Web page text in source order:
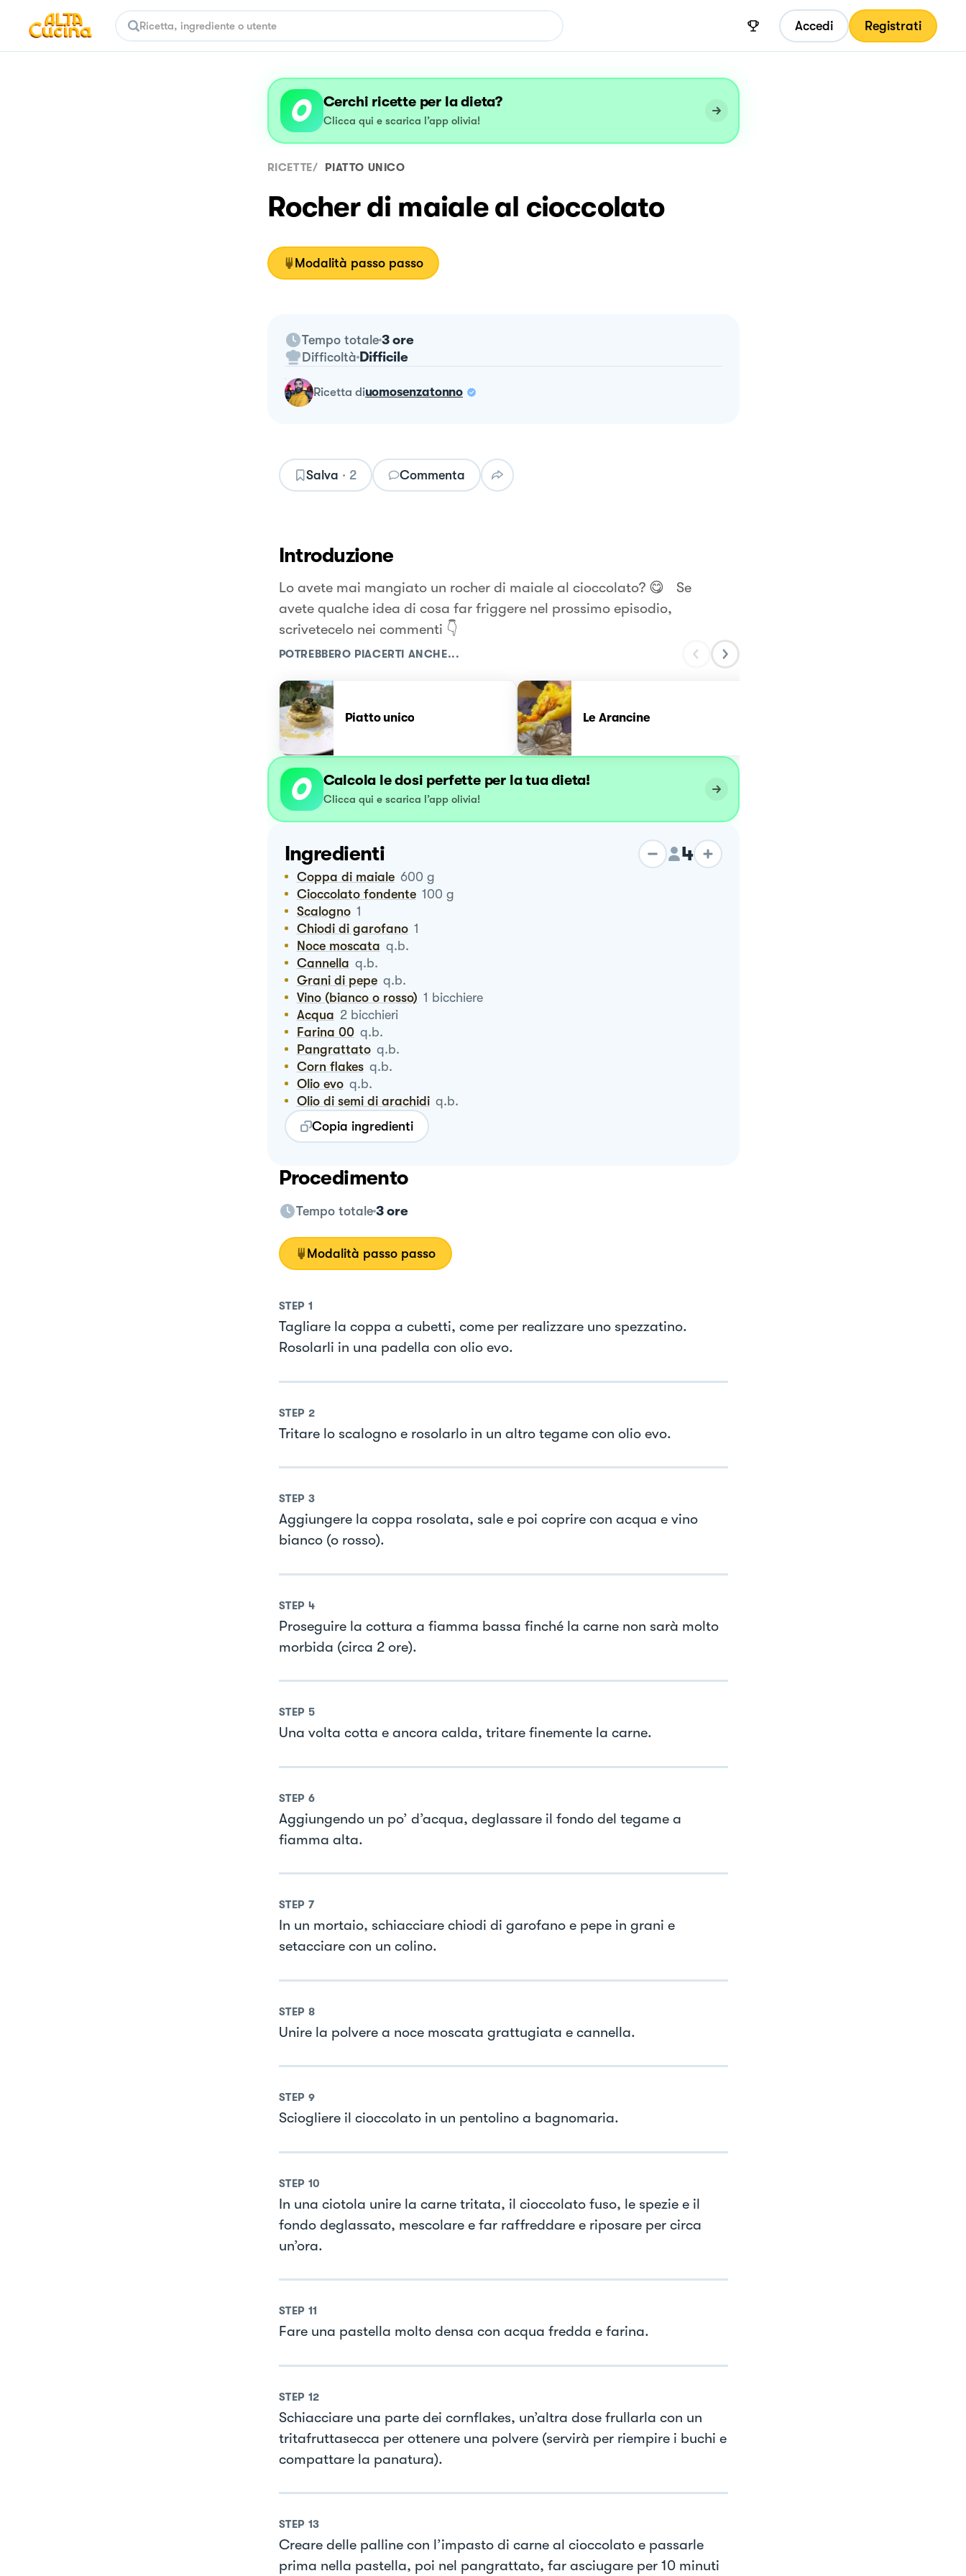
Accedi Registrati
Cerchi ricette per la dieta?
Clicca qui e scarica l’app olivia!
RICETTE/ PIATTO UNICO
Rocher di maiale al cioccolato
Modalità passo passo
Tempo totale 3 ore
Difficoltà Difficile
ricetta diuomosenzatonno
Salva · 2 Commenta
Introduzione
Lo avete mai mangiato un rocher di maiale al cioccolato? 😋 Se
avete qualche idea di cosa far friggere nel prossimo episodio,
scrivetecelo nei commenti 👇
POTREBBERO PIACERTI ANCHE...
Piatto unico Le Arancine
Calcola le dosi perfette per la tua dieta!
Clicca qui e scarica l’app olivia!
Ingredienti 4
Coppa di maiale 600 g
Cioccolato fondente 100 g
Scalogno 1
Chiodi di garofano 1
Noce moscata q.b.
Cannella q.b.
Grani di pepe q.b.
Vino (bianco o rosso) 1 bicchiere
Acqua 2 bicchieri
Farina 00 q.b.
Pangrattato q.b.
Corn flakes q.b.
Olio evo q.b.
Olio di semi di arachidi q.b.
Copia ingredienti
Procedimento
Tempo totale 3 ore
Modalità passo passo
STEP 1
Tagliare la coppa a cubetti, come per realizzare uno spezzatino.
Rosolarli in una padella con olio evo.
STEP 2
Tritare lo scalogno e rosolarlo in un altro tegame con olio evo.
STEP 3
Aggiungere la coppa rosolata, sale e poi coprire con acqua e vino
bianco (o rosso).
STEP 4
Proseguire la cottura a fiamma bassa finché la carne non sarà molto
morbida (circa 2 ore).
STEP 5
Una volta cotta e ancora calda, tritare finemente la carne.
STEP 6
Aggiungendo un po’ d’acqua, deglassare il fondo del tegame a
fiamma alta.
STEP 7
In un mortaio, schiacciare chiodi di garofano e pepe in grani e
setacciare con un colino.
STEP 8
Unire la polvere a noce moscata grattugiata e cannella.
STEP 9
Sciogliere il cioccolato in un pentolino a bagnomaria.
STEP 10
In una ciotola unire la carne tritata, il cioccolato fuso, le spezie e il
fondo deglassato, mescolare e far raffreddare e riposare per circa
un’ora.
STEP 11
Fare una pastella molto densa con acqua fredda e farina.
STEP 12
Schiacciare una parte dei cornflakes, un’altra dose frullarla con un
tritafruttasecca per ottenere una polvere (servirà per riempire i buchi e
compattare la panatura).
STEP 13
Creare delle palline con l’impasto di carne al cioccolato e passarle
prima nella pastella, poi nel pangrattato, far asciugare per 10 minuti